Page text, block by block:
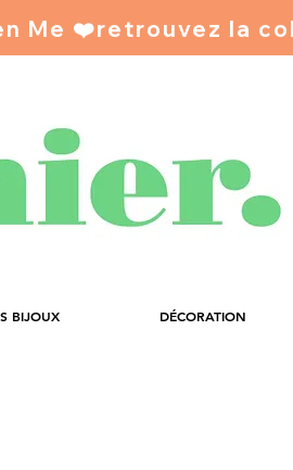
Me ❤️
BIJOUX DÉCORATION